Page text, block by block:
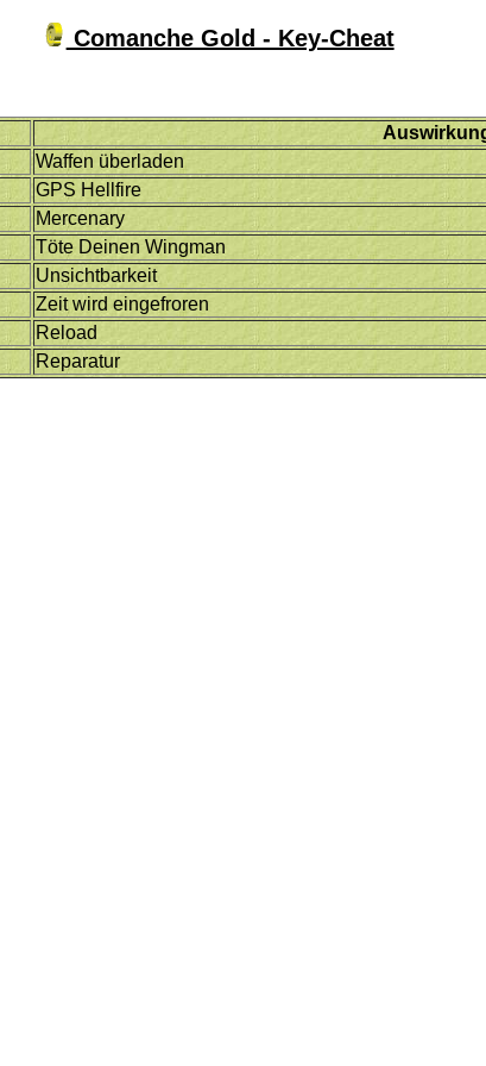
Comanche Gold - Key-Cheat
Waffen überladen
GPS Hellfire
Mercenary
Töte Deinen Wingman
Unsichtbarkeit
Zeit wird eingefroren
Reload
Reparatur